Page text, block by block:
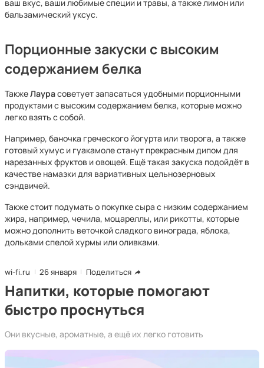
ваш вкус, ваши любимые специи и травы, а также лимон или
бальзамический уксус.
Порционные закуски с высоким
содержанием белка
ТакжеЛаурасоветует запасаться удобными порционными
продуктами с высоким содержанием белка, которые можно
легко взять с собой.
Например, баночка греческого йогурта или творога, а также
готовый хумус и гуакамоле станут прекрасным дипом для
нарезанных фруктов и овощей. Ещё такая закуска подойдёт в
качестве намазки для вариативных цельнозерновых
сэндвичей.
Также стоит подумать о покупке сыра с низким содержанием
жира, например, чечила, моцареллы, или рикотты, которые
можно дополнить веточкой сладкого винограда, яблока,
дольками спелой хурмы или оливками.
wi-fi.ru 26 января Поделиться
Напитки, которые помогают
быстро проснуться
Они вкусные, ароматные, а ещё их легко готовить